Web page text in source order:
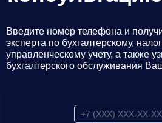
Введите номер телефона и
эксперта по бухгалтерскому,
управленческому учету, а также
бухгалтерского обслуживания